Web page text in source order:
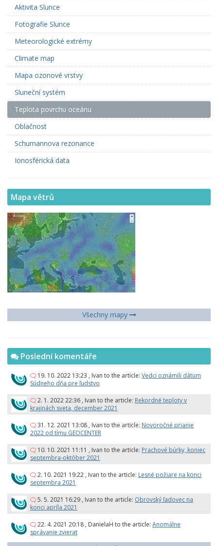
Aktivita Slunce
Fotografie Slunce
Meteorologické extrémy
Climate map
Mapa ozonové vrstvy
Sluneční systém
Teplota povrchu oceánu
Oblačnost
Schumannova rezonance
Ionosférická data
Mapa větrů
Všechny mapy
Poslední komentáře
19. 10. 2022 13:23 , Ivan to the article: Vedci oznámili dátum
Súdneho dňa pre ľudstvo
2. 1. 2022 22:36 , Ivan to the article: Rekordné teploty v
krajinách sveta, december 2021
31. 12. 2021 13:08 , Ivan to the article: Novoročné prianie
2022 od tímu GEOCENTER
10. 10. 2021 11:11 , Ivan to the article: Prachové búrky, koniec
septembra-október 2021
2. 10. 2021 19:22 , Ivan to the article: Lesné požiare na konci
septembra 2021
5. 5. 2021 16:29 , Ivan to the article: Obrovský ľadovec na
konci apríla 2021
22. 4. 2021 20:18 , DanielaH to the article: Anomálne
správanie zvierat